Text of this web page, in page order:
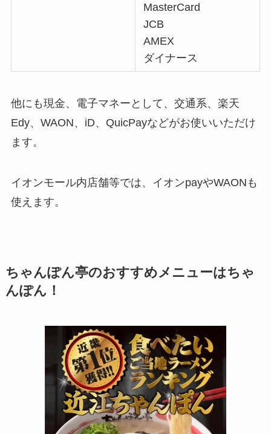
MasterCard
JCB
AMEX
ダイナース
他にも現金、電子マネーとして、交通系、楽天
Edy、WAON、iD、QuicPayなどがお使いいただけ
ます。
イオンモール内店舗等では、イオンpayやWAONも
使えます。
ちゃんぽん亭のおすすめメニューはちゃ
んぽん！